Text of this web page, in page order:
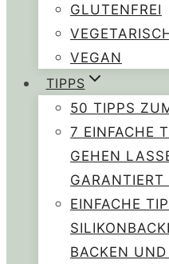
GLUTENFREI
VEGAN
TIPPS
50 TIPPS
7 EINFACHE
GEHEN
GARANTIERT
EINFACHE
BACKEN